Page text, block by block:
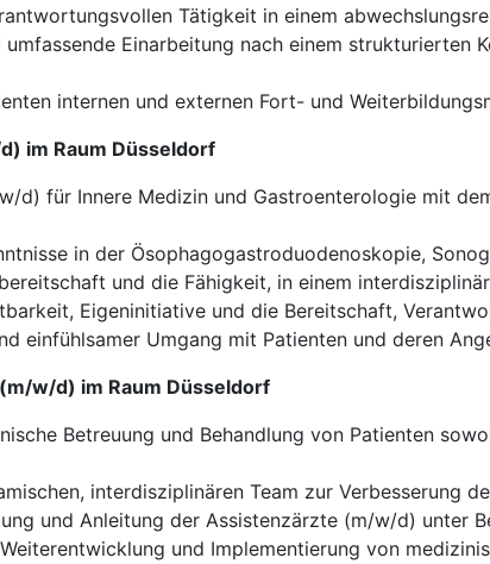
Tätigkeit in einem
Einarbeitung nach einem strukturierten
internen und externen Fort- und
im Raum Düsseldorf
d) für Innere Medizin und Gastroenterologie mit
in der Ösophagogastroduodenoskopie,
und die Fähigkeit, in einem
Eigeninitiative und die Bereitschaft,
einfühlsamer Umgang mit Patienten und deren
w/d) im Raum Düsseldorf
Betreuung und Behandlung von Patienten
interdisziplinären Team zur Verbesserung
und Anleitung der Assistenzärzte (m/w/d) unter
und Implementierung von